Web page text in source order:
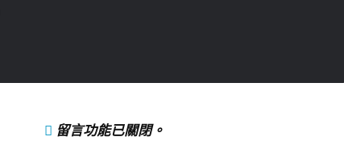
留言功能已關閉。